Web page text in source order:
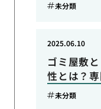
未分類
ゴミ屋敷
性とは？
2025.06.10
未分類